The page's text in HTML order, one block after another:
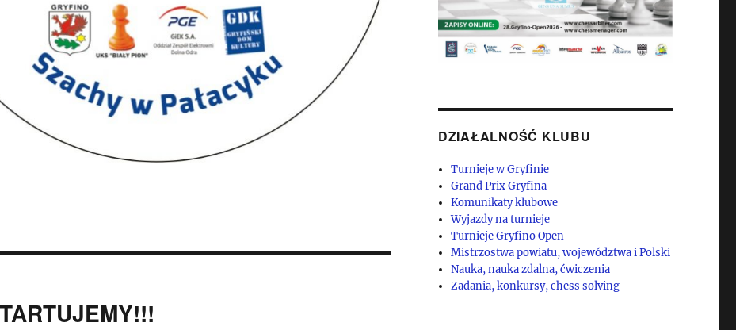
DZIAŁALNOŚĆ KLUBU
Turnieje w Gryfinie
Grand Prix Gryfina
Komunikaty klubowe
Wyjazdy na turnieje
Turnieje Gryfino Open
Mistrzostwa powiatu, województwa i Polski
Nauka, nauka zdalna, ćwiczenia
Zadania, konkursy, chess solving